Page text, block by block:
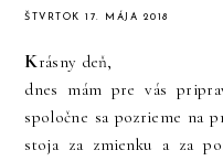
ŠTVRTOK 17. MÁJA 2018
Krásny deň,
dnes mám pre vás
spoločne sa pozrieme na
stoja za zmienku a za